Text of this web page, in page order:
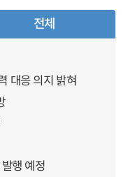
전체
대응 의지 밝혀
행 예정